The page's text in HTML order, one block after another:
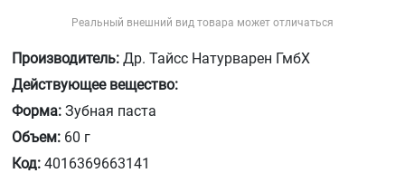
Реальный внешний вид товара может отличаться
Производитель: Др. Тайсс Натурварен ГмбХ
Действующее вещество:
Форма: Зубная паста
Объем: 60 г
Код: 4016369663141